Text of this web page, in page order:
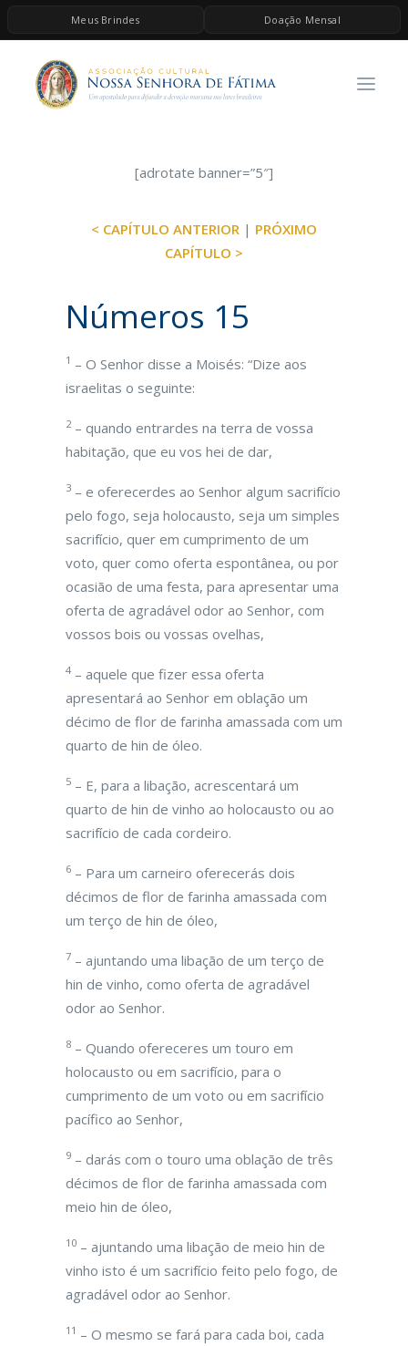
Meus Brindes Doação Mensal
HOME
A ASSOCIAÇÃO
ESPIRITUALIDADE
BRINDES
[adrotate banner=”5″]
< CAPÍTULO ANTERIOR | PRÓXIMO
CAPÍTULO >
Números 15
1 – O Senhor disse a Moisés: “Dize aos
israelitas o seguinte:
2– quando entrardes na terra de vossa
habitação, que eu vos hei de dar,
3 – e oferecerdes ao Senhor algum sacrifício
pelo fogo, seja holocausto, seja um simples
sacrifício, quer em cumprimento de um
voto, quer como oferta espontânea, ou por
ocasião de uma festa, para apresentar uma
oferta de agradável odor ao Senhor, com
vossos bois ou vossas ovelhas,
4 – aquele que fizer essa oferta
apresentará ao Senhor em oblação um
décimo de flor de farinha amassada com um
quarto de hin de óleo.
5 – E, para a libação, acrescentará um
quarto de hin de vinho ao holocausto ou ao
sacrifício de cada cordeiro.
6 – Para um carneiro oferecerás dois
décimos de flor de farinha amassada com
um terço de hin de óleo,
7 – ajuntando uma libação de um terço de
hin de vinho, como oferta de agradável
odor ao Senhor.
8 – Quando ofereceres um touro em
holocausto ou em sacrifício, para o
cumprimento de um voto ou em sacrifício
pacífico ao Senhor,
9 – darás com o touro uma oblação de três
décimos de flor de farinha amassada com
meio hin de óleo,
10 – ajuntando uma libação de meio hin de
vinho isto é um sacrifício feito pelo fogo, de
agradável odor ao Senhor.
11 – O mesmo se fará para cada boi, cada